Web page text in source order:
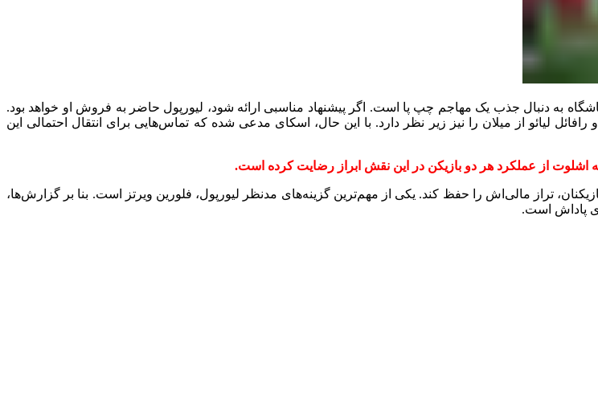
به‌ دنبال جذب یک مهاجم چپ‌ پا است. اگر پیشنهاد مناسبی ارائه شود، لیورپول حاضر به فروش او خواهد بود.
لیائو از میلان را نیز زیر نظر دارد. با این حال، اسکای مدعی شده که تماس‌هایی برای انتقال احتمالی این
اشلوت از عملکرد هر دو بازیکن در این نقش ابراز رضایت کرده است.
تراز مالی‌اش را حفظ کند. یکی از مهم‌ترین گزینه‌های مدنظر لیورپول، فلورین ویرتز است. بنا بر گزارش‌ها،